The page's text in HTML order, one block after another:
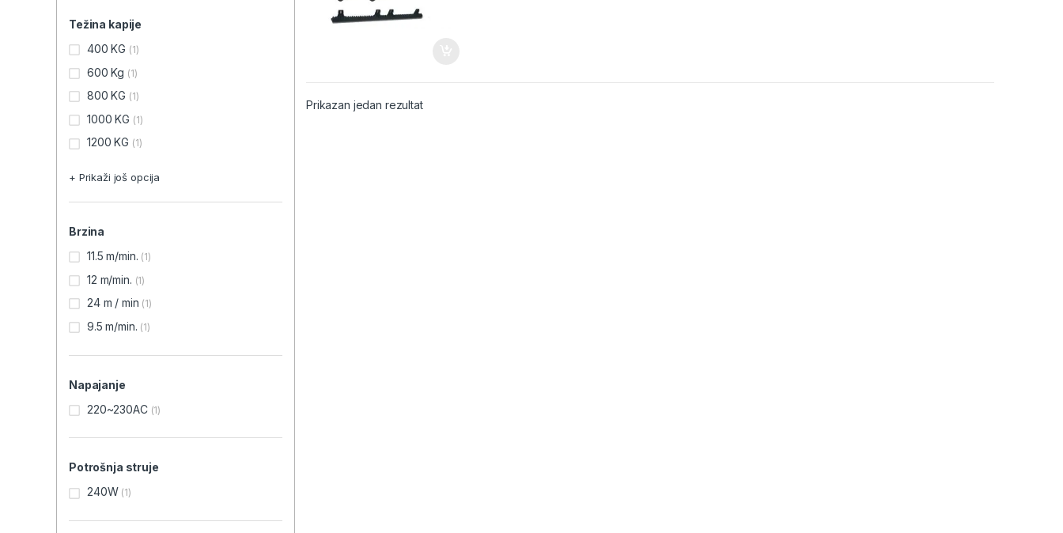
Prikazan jedan rezultat
Težina kapije
400 KG (1)
600 Kg (1)
800 KG (1)
1000 KG (1)
1200 KG (1)
+ Prikaži još opcija
Brzina
11.5 m/min. (1)
12 m/min. (1)
24 m / min (1)
9.5 m/min. (1)
Napajanje
220~230AC (1)
Potrošnja struje
240W (1)